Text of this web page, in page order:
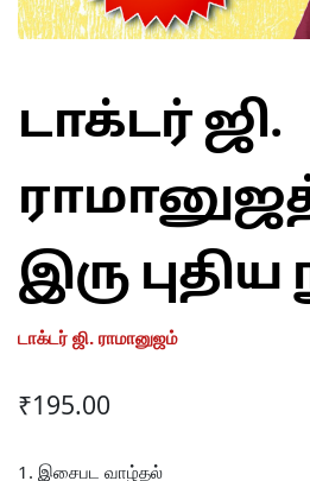
டாக்டர் ஜி.
இரு
டாக்டர் ஜி. ராமானுஜம்
₹195.00
1. இசைபட வாழ்தல்